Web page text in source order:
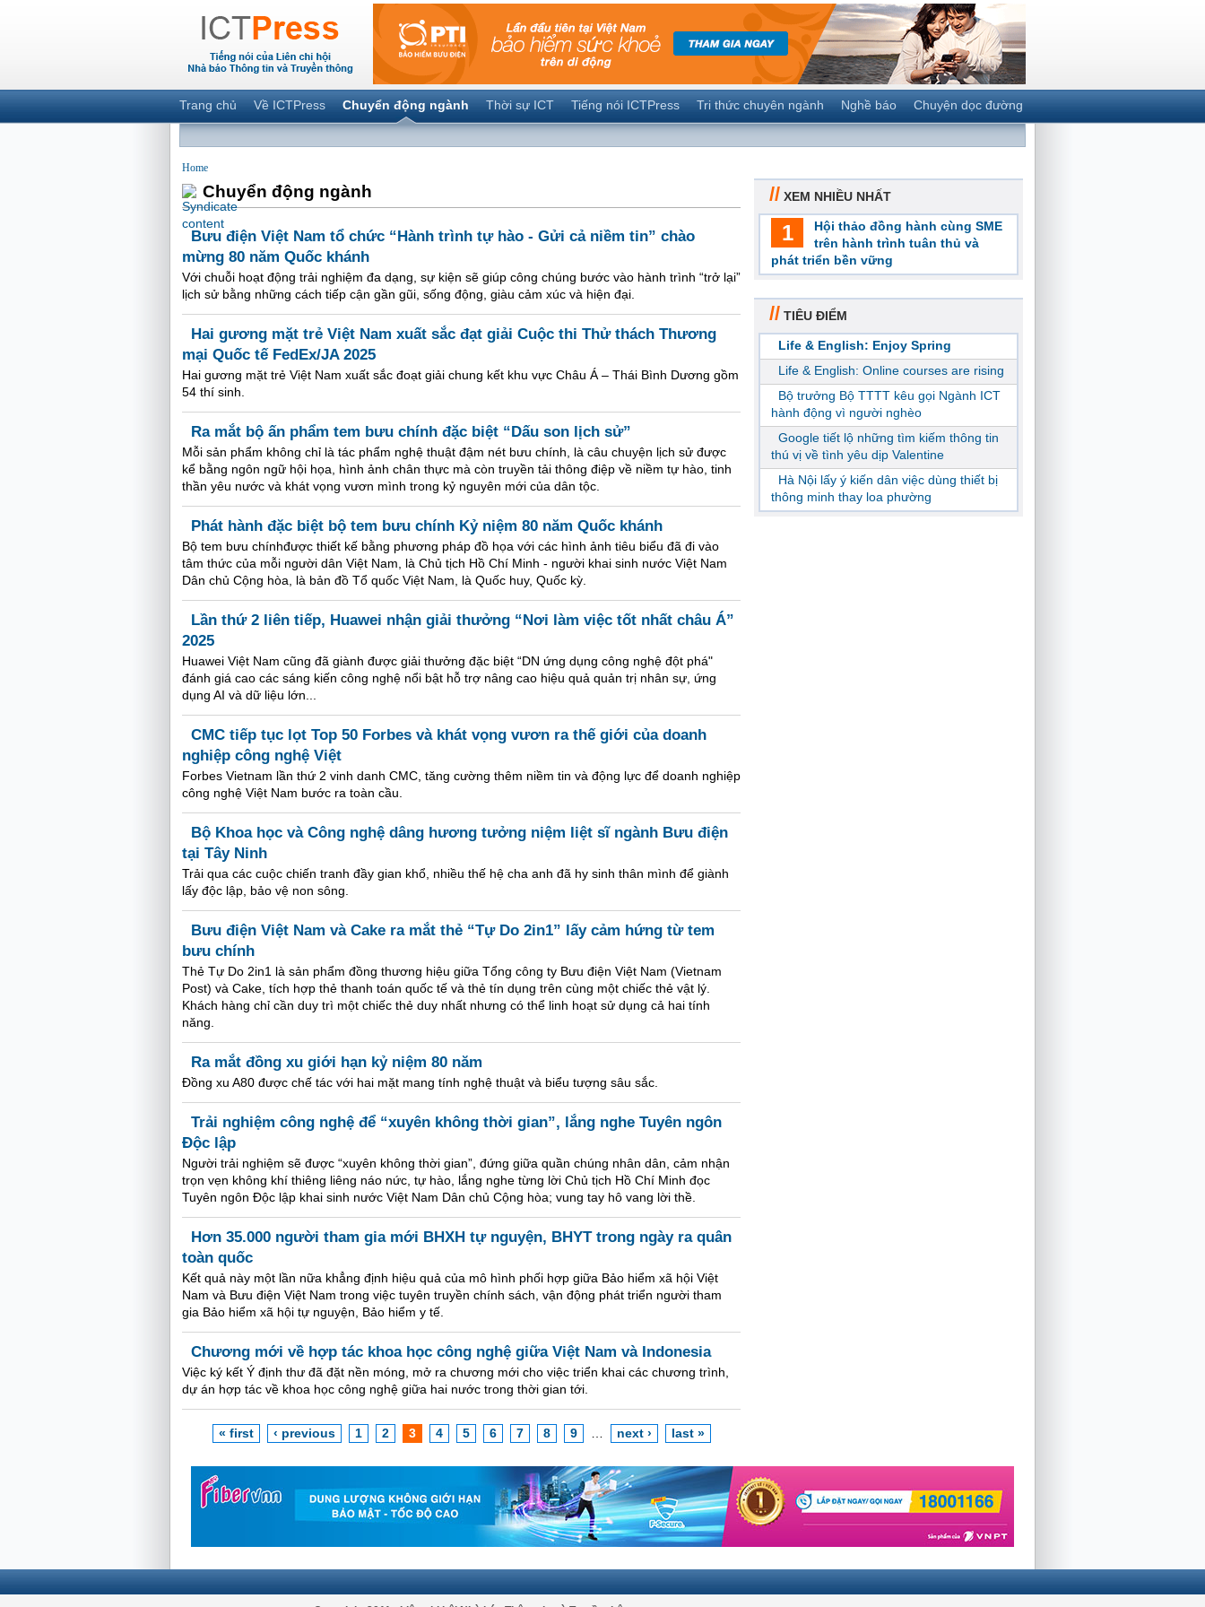
Trang chủ Về ICTPress Chuyển động ngành Thời sự ICT Tiếng nói ICTPress Tri thức chuyên ngành Nghề báo Chuyện dọc đường
Home
Chuyển động ngành
Bưu điện Việt Nam tổ chức “Hành trình tự hào - Gửi cả niềm tin” chào
mừng 80 năm Quốc khánh
Với chuỗi hoạt động trải nghiệm đa dạng, sự kiện sẽ giúp công chúng bước vào hành trình “trở lại”
lịch sử bằng những cách tiếp cận gần gũi, sống động, giàu cảm xúc và hiện đại.
Hai gương mặt trẻ Việt Nam xuất sắc đạt giải Cuộc thi Thử thách Thương
mại Quốc tế FedEx/JA 2025
Hai gương mặt trẻ Việt Nam xuất sắc đoạt giải chung kết khu vực Châu Á – Thái Bình Dương gồm
54 thí sinh.
Ra mắt bộ ấn phẩm tem bưu chính đặc biệt “Dấu son lịch sử”
Mỗi sản phẩm không chỉ là tác phẩm nghệ thuật đậm nét bưu chính, là câu chuyện lịch sử được
kể bằng ngôn ngữ hội họa, hình ảnh chân thực mà còn truyền tải thông điệp về niềm tự hào, tinh
thần yêu nước và khát vọng vươn mình trong kỷ nguyên mới của dân tộc.
Phát hành đặc biệt bộ tem bưu chính Kỷ niệm 80 năm Quốc khánh
Bộ tem bưu chínhđược thiết kế bằng phương pháp đồ họa với các hình ảnh tiêu biểu đã đi vào
tâm thức của mỗi người dân Việt Nam, là Chủ tịch Hồ Chí Minh - người khai sinh nước Việt Nam
Dân chủ Cộng hòa, là bản đồ Tổ quốc Việt Nam, là Quốc huy, Quốc kỳ.
Lần thứ 2 liên tiếp, Huawei nhận giải thưởng “Nơi làm việc tốt nhất châu Á”
2025
Huawei Việt Nam cũng đã giành được giải thưởng đặc biệt “DN ứng dụng công nghệ đột phá"
đánh giá cao các sáng kiến công nghệ nổi bật hỗ trợ nâng cao hiệu quả quản trị nhân sự, ứng
dụng AI và dữ liệu lớn...
CMC tiếp tục lọt Top 50 Forbes và khát vọng vươn ra thế giới của doanh
nghiệp công nghệ Việt
Forbes Vietnam lần thứ 2 vinh danh CMC, tăng cường thêm niềm tin và động lực để doanh nghiệp
công nghệ Việt Nam bước ra toàn cầu.
Bộ Khoa học và Công nghệ dâng hương tưởng niệm liệt sĩ ngành Bưu điện
tại Tây Ninh
Trải qua các cuộc chiến tranh đầy gian khổ, nhiều thế hệ cha anh đã hy sinh thân mình để giành
lấy độc lập, bảo vệ non sông.
Bưu điện Việt Nam và Cake ra mắt thẻ “Tự Do 2in1” lấy cảm hứng từ tem
bưu chính
Thẻ Tự Do 2in1 là sản phẩm đồng thương hiệu giữa Tổng công ty Bưu điện Việt Nam (Vietnam
Post) và Cake, tích hợp thẻ thanh toán quốc tế và thẻ tín dụng trên cùng một chiếc thẻ vật lý.
Khách hàng chỉ cần duy trì một chiếc thẻ duy nhất nhưng có thể linh hoạt sử dụng cả hai tính
năng.
Ra mắt đồng xu giới hạn kỷ niệm 80 năm
Đồng xu A80 được chế tác với hai mặt mang tính nghệ thuật và biểu tượng sâu sắc.
Trải nghiệm công nghệ để “xuyên không thời gian”, lắng nghe Tuyên ngôn
Độc lập
Người trải nghiệm sẽ được “xuyên không thời gian”, đứng giữa quần chúng nhân dân, cảm nhận
trọn vẹn không khí thiêng liêng náo nức, tự hào, lắng nghe từng lời Chủ tịch Hồ Chí Minh đọc
Tuyên ngôn Độc lập khai sinh nước Việt Nam Dân chủ Cộng hòa; vung tay hô vang lời thề.
Hơn 35.000 người tham gia mới BHXH tự nguyện, BHYT trong ngày ra quân
toàn quốc
Kết quả này một lần nữa khẳng định hiệu quả của mô hình phối hợp giữa Bảo hiểm xã hội Việt
Nam và Bưu điện Việt Nam trong việc tuyên truyền chính sách, vận động phát triển người tham
gia Bảo hiểm xã hội tự nguyện, Bảo hiểm y tế.
Chương mới về hợp tác khoa học công nghệ giữa Việt Nam và Indonesia
Việc ký kết Ý định thư đã đặt nền móng, mở ra chương mới cho việc triển khai các chương trình,
dự án hợp tác về khoa học công nghệ giữa hai nước trong thời gian tới.
« first ‹ previous 1 2 3 4 5 6 7 8 9 next › last »
// XEM NHIỀU NHẤT
1
Hội thảo đồng hành cùng SME
trên hành trình tuân thủ và
phát triển bền vững
// TIÊU ĐIỂM
Life & English: Enjoy Spring
Life & English: Online courses are rising
Bộ trưởng Bộ TTTT kêu gọi Ngành ICT
hành động vì người nghèo
Google tiết lộ những tìm kiếm thông tin
thú vị về tình yêu dịp Valentine
Hà Nội lấy ý kiến dân việc dùng thiết bị
thông minh thay loa phường